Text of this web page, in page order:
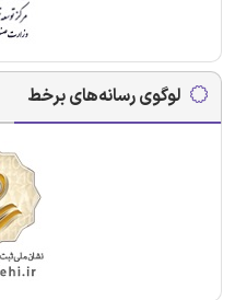
لوگوی رسانه‌های برخط